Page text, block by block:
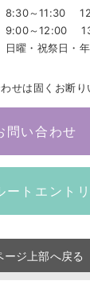
8:30～11:30
9:00～12:00
日曜・祝祭日・
せは固くお断り
問い合わせ
ートエント
ージ上部へ戻る